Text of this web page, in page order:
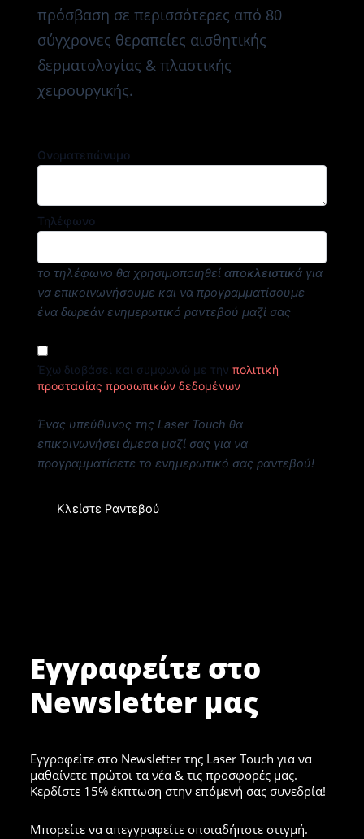
πρόσβαση σε περισσότερες από 80
σύγχρονες θεραπείες αισθητικής
δερματολογίας & πλαστικής
χειρουργικής.
Ονοματεπώνυμο
Τηλέφωνο
το τηλέφωνο θα χρησιμοποιηθεί αποκλειστικά για
να επικοινωνήσουμε και να προγραμματίσουμε
ένα δωρεάν ενημερωτικό ραντεβού μαζί σας
Έχω διαβάσει και συμφωνώ με την πολιτική
προστασίας προσωπικών δεδομένων
Ένας υπεύθυνος της Laser Touch θα
επικοινωνήσει άμεσα μαζί σας για να
προγραμματίσετε το ενημερωτικό σας ραντεβού!
Κλείστε Ραντεβού
Εγγραφείτε στο
Newsletter μας
Εγγραφείτε στο Newsletter της Laser Touch για να
μαθαίνετε πρώτοι τα νέα & τις προσφορές μας.
Κερδίστε 15% έκπτωση στην επόμενή σας συνεδρία!
Μπορείτε να απεγγραφείτε οποιαδήποτε στιγμή.